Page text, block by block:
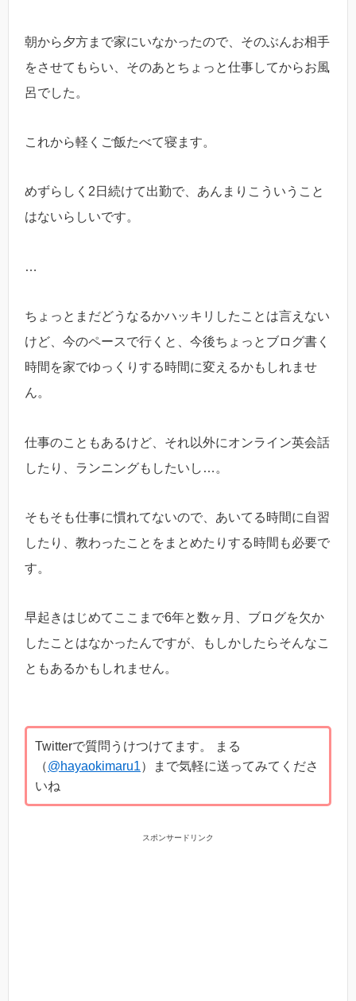
朝から夕方まで家にいなかったので、そのぶんお相手
をさせてもらい、そのあとちょっと仕事してからお風
呂でした。
これから軽くご飯たべて寝ます。
めずらしく2日続けて出勤で、あんまりこういうこと
はないらしいです。
…
ちょっとまだどうなるかハッキリしたことは言えない
けど、今のペースで行くと、今後ちょっとブログ書く
時間を家でゆっくりする時間に変えるかもしれませ
ん。
仕事のこともあるけど、それ以外にオンライン英会話
したり、ランニングもしたいし…。
そもそも仕事に慣れてないので、あいてる時間に自習
したり、教わったことをまとめたりする時間も必要で
す。
早起きはじめてここまで6年と数ヶ月、ブログを欠か
したことはなかったんですが、もしかしたらそんなこ
ともあるかもしれません。
Twitterで質問うけつけてます。 まる
（@hayaokimaru1）まで気軽に送ってみてくださ
いね
スポンサードリンク